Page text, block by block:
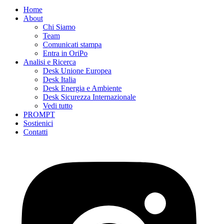
Home
About
Chi Siamo
Team
Comunicati stampa
Entra in OriPo
Analisi e Ricerca
Desk Unione Europea
Desk Italia
Desk Energia e Ambiente
Desk Sicurezza Internazionale
Vedi tutto
PROMPT
Sostienici
Contatti